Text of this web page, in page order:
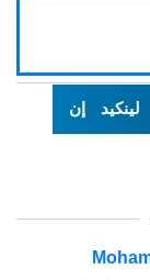
لينكيد إن